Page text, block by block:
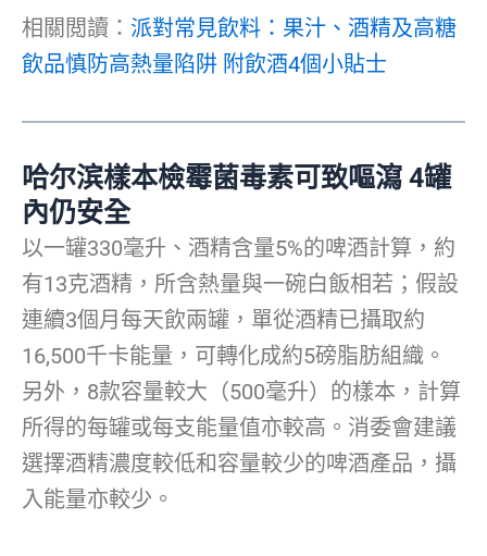
相關閲讀： 派對常見飲料：果汁、酒精及高糖
飲品慎防高熱量陷阱 附飲酒4個小貼士
哈尔滨樣本檢霉菌毒素可致嘔瀉 4罐
內仍安全
以一罐330毫升、酒精含量5%的啤酒計算，約
有13克酒精，所含熱量與一碗白飯相若；假設
連續3個月每天飲兩罐，單從酒精已攝取約
16,500千卡能量，可轉化成約5磅脂肪組織。
另外，8款容量較大（500毫升）的樣本，計算
所得的每罐或每支能量值亦較高。消委會建議
選擇酒精濃度較低和容量較少的啤酒產品，攝
入能量亦較少。